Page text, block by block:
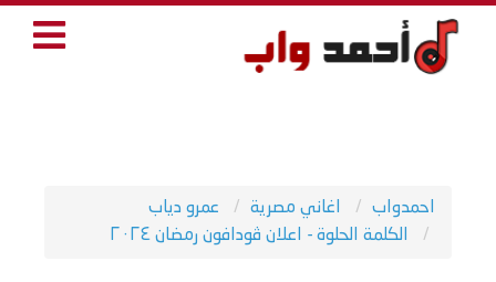
احمدواب اغاني مصرية
عمرو دياب
الكلمة الحلوة - اعلان ڤودافون رمضان ٢٠٢٤